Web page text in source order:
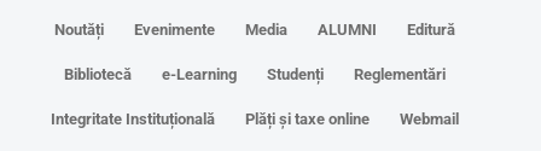
Noutăți Evenimente Media ALUMNI Editură
Bibliotecă e-Learning Studenți Reglementări
Integritate Instituțională Plăți și taxe online Webmail